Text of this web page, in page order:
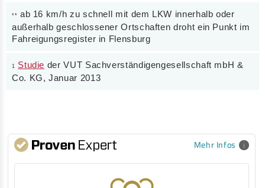
** ab 16 km/h zu schnell mit dem LKW innerhalb oder
außerhalb geschlossener Ortschaften droht ein Punkt im
Fahreigungsregister in Flensburg
1 Studie der VUT Sachverständigengesellschaft mbH &
Co. KG, Januar 2013
Mehr Infos